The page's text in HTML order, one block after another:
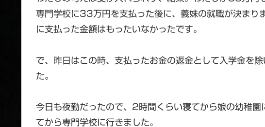
専門学校に33万円を支払った後に、義妹の就職が決まり
に支払った金額はもったいなかったです。
で、昨日はこの時、支払ったお金の返金として入学金を
た。
今日も夜勤だったので、2時間くらい寝てから娘の幼稚園
てから専門学校に行きました。